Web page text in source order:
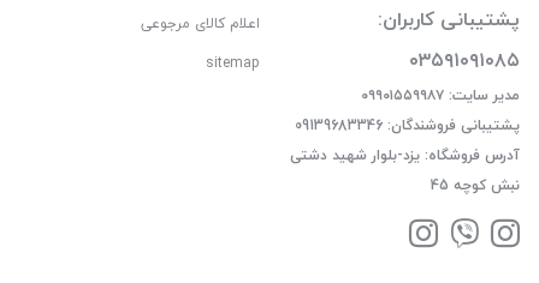
پشتیبانی کاربران:
۰۳۵۹۱۰۹۱۰۸۵
مدیر سایت: ۰۹۹۰۱۵۵۹۹۸۷
پشتیبانی فروشندگان: 09139683346
آدرس فروشگاه: یزد-بلوار شهید دشتی
نبش کوچه 45
اعلام کالای مرجوعی
sitemap